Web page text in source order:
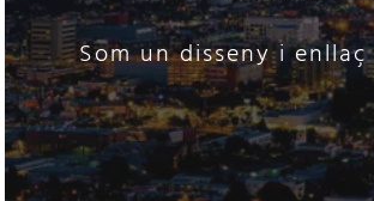
Som un disseny i